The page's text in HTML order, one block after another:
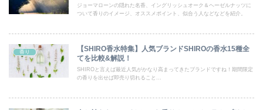
ジョーマローンの隠れた名香、イングリッシュオーク＆ヘーゼルナッツに
ついて香りのイメージ、オススメポイント、似合う人などなどを紹介。
香り
【SHIRO香水特集】人気ブランドSHIROの香水15種全
てを比較&解説！
SHIROと言えば最近人気がかなり高まってきたブランドですね！期間限定
の香りを出せば即売り切れること...